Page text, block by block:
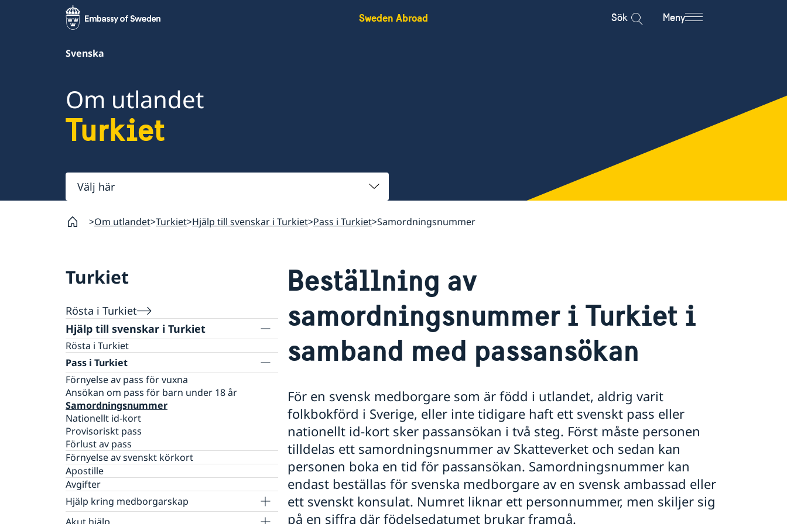
Sweden Abroad Sök Meny
Svenska
Om utlandet
Turkiet
Välj
här
Om utlandet Turkiet Hjälp till svenskar i Turkiet Pass i Turkiet Samordningsnummer
Turkiet
Rösta i Turkiet
Hjälp till svenskar i Turkiet
Rösta i Turkiet
Pass i Turkiet
Förnyelse av pass för vuxna
Ansökan om pass för barn under 18 år
Samordningsnummer
Nationellt id-kort
Provisoriskt pass
Förlust av pass
Förnyelse av svenskt körkort
Apostille
Avgifter
Hjälp kring medborgarskap
Registrera nyfödd utomlands
Beställning av
samordningsnummer i Turkiet i
samband med passansökan
För en svensk medborgare som är född i utlandet, aldrig varit
folkbokförd i Sverige, eller inte tidigare haft ett svenskt pass eller
nationellt id-kort sker passansökan i två steg. Först måste personen
tilldelas ett samordningsnummer av Skatteverket och sedan kan
personen boka en tid för passansökan. Samordningsnummer kan
endast beställas för svenska medborgare av en svensk ambassad eller
ett svenskt konsulat. Numret liknar ett personnummer, men skiljer sig
på en siffra där födelsedatumet brukar framgå.